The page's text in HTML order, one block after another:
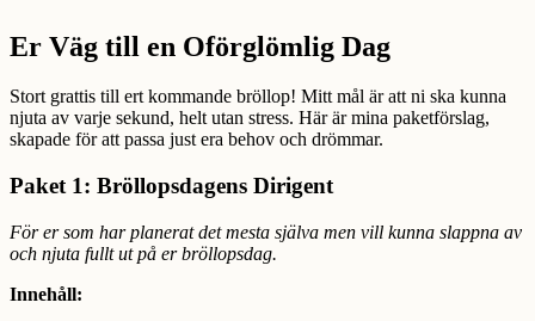
Er Väg till en Oförglömlig Dag
Stort grattis till ert kommande bröllop! Mitt mål är att ni ska kunna
njuta av varje sekund, helt utan stress. Här är mina paketförslag,
skapade för att passa just era behov och drömmar.
Paket 1: Bröllopsdagens Dirigent
För er som har planerat det mesta själva men vill kunna slappna av
och njuta fullt ut på er bröllopsdag.
Innehåll: